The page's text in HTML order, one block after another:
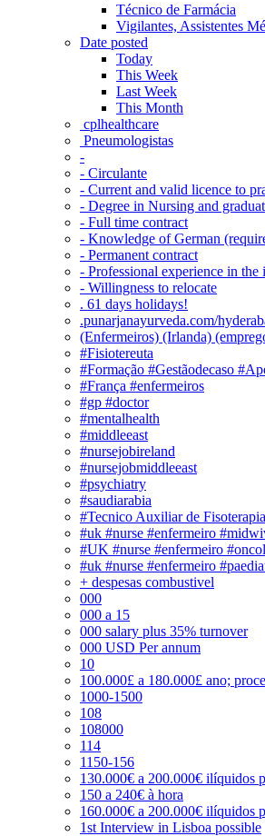
Técnico de Farmácia
Vigilantes, Assistentes
Date posted
Today
This Week
Last Week
This Month
‎ cplhealthcare‬
Pneumologistas
-
- Circulante
- Current and valid licence to
- Degree in Nursing and
- Full time contract
- Knowledge of German
- Permanent contract
- Professional experience in
- Willingness to relocate
. 61 days holidays!
.punarjanayurveda.com/
(Enfermeiros) (Irlanda)
#Fisiotereuta
#Formação #Gestãodecaso
#França #enfermeiros
#gp #doctor
#mentalhealth
#middleeast
#nursejobireland
#nursejobmiddleeast
#psychiatry
#saudiarabia
#Tecnico Auxiliar de Fisoterapia
#uk #nurse #enfermeiro
#UK #nurse #enfermeiro
#uk #nurse #enfermeiro
+ despesas combustivel
000
000 a 15
000 salary plus 35% turnover
000 USD Per annum
10
100.000£ a 180.000£ ano;
1000-1500
108
108000
114
1150-156
130.000€ a 200.000€ ilíquidos
150 a 240€ à hora
160.000€ a 200.000€ ilíquidos
1st Interview in Lisboa possible